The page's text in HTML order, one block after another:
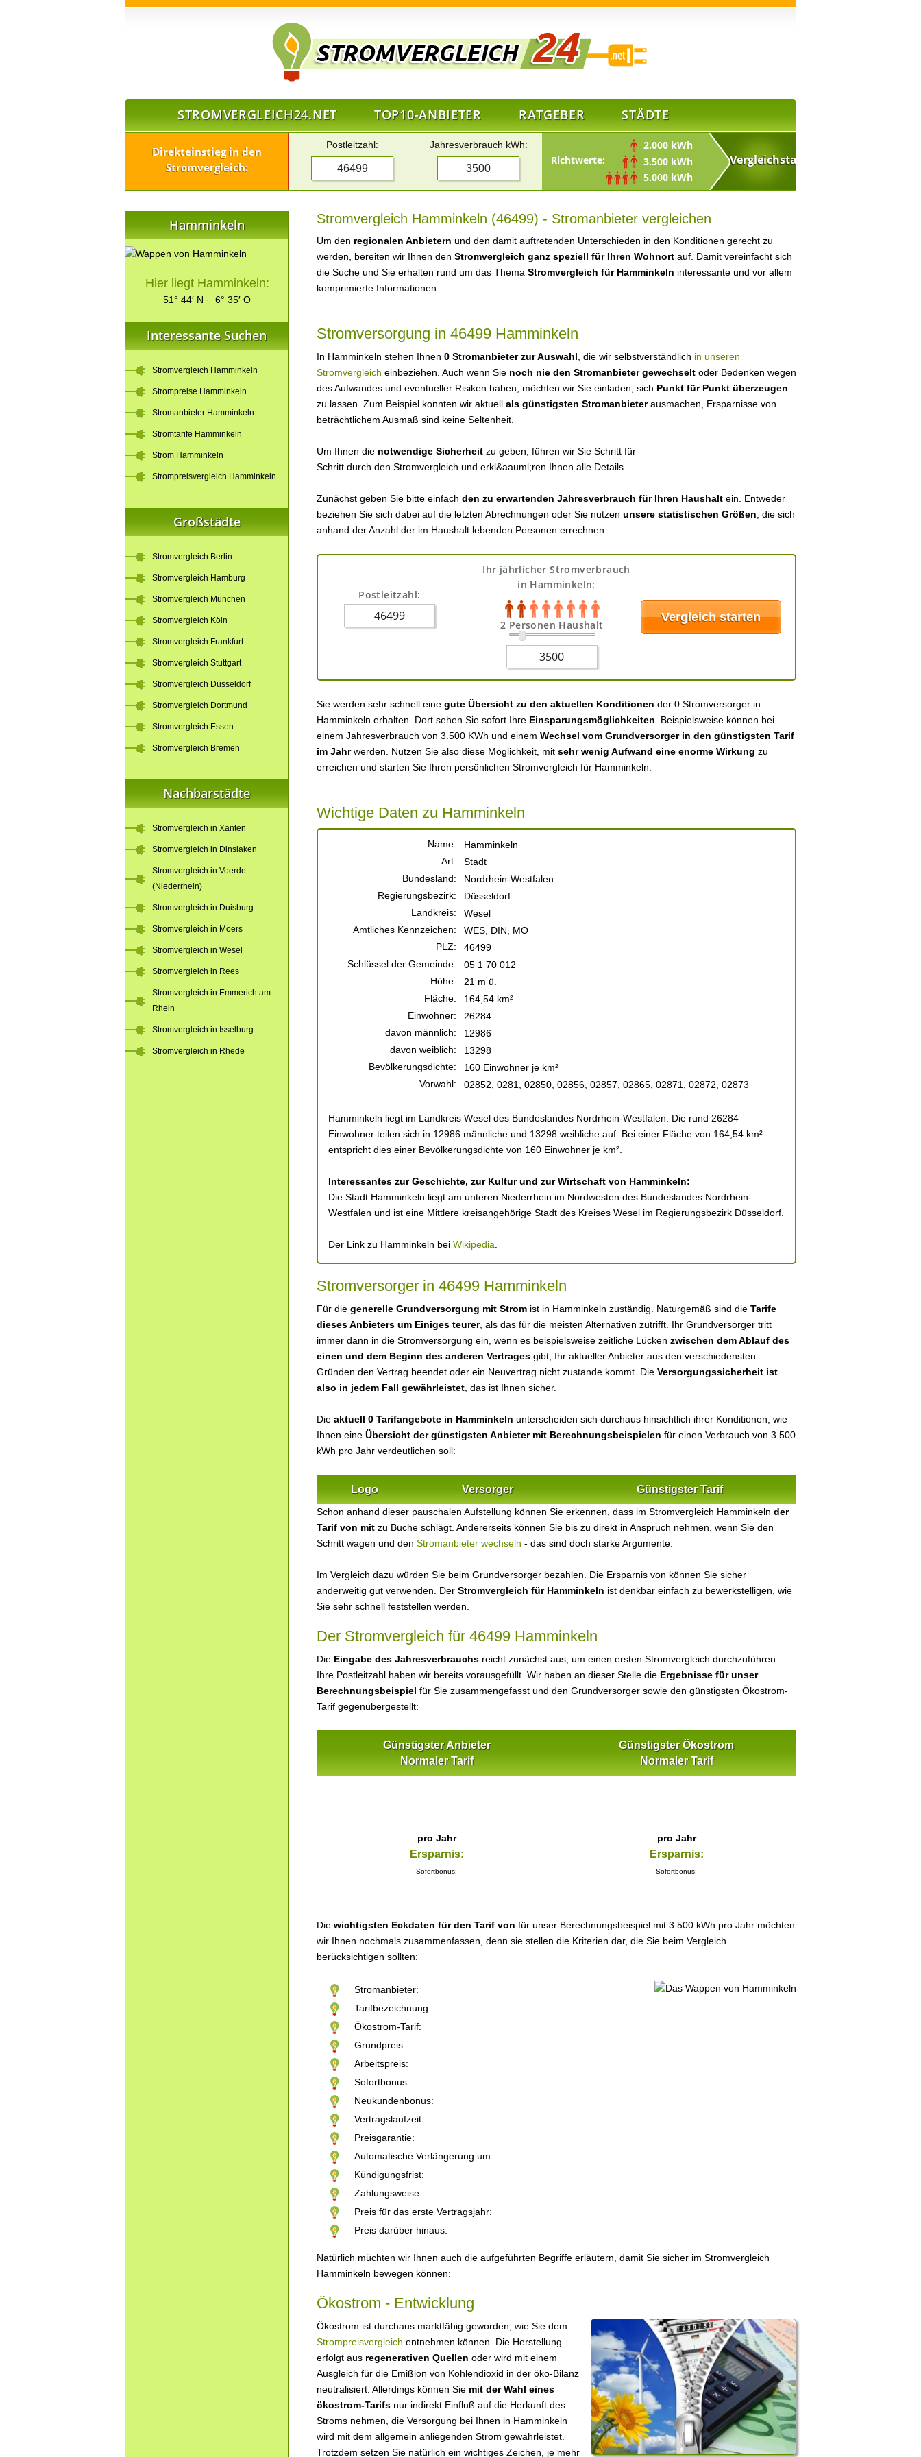
STROMVERGLEICH24.NET TOP10-ANBIETER RATGEBER STÄDTE
Direkteinstieg in den
Stromvergleich:
Postleitzahl: Jahresverbrauch kWh:
Richtwerte:
2.000 kWh
3.500 kWh
5.000 kWh
Stromvergleich Hamminkeln (46499) - Stromanbieter vergleichen
Um den regionalen Anbietern und den damit auftretenden Unterschieden in den Konditionen gerecht zu
werden, bereiten wir Ihnen den Stromvergleich ganz speziell für Ihren Wohnort auf. Damit vereinfacht sich
die Suche und Sie erhalten rund um das Thema Stromvergleich für Hamminkeln interessante und vor allem
komprimierte Informationen.
Stromversorgung in 46499 Hamminkeln
In Hamminkeln stehen Ihnen 0 Stromanbieter zur Auswahl , die wir selbstverständlich in unseren
Stromvergleich einbeziehen. Auch wenn Sie noch nie den Stromanbieter gewechselt oder Bedenken wegen
des Aufwandes und eventueller Risiken haben, möchten wir Sie einladen, sich Punkt für Punkt überzeugen
zu lassen. Zum Beispiel konnten wir aktuell als günstigsten Stromanbieterausmachen, Ersparnisse von
beträchtlichem Ausmaß sind keine Seltenheit.
Um Ihnen die notwendige Sicherheit zu geben, führen wir Sie Schritt für
Schritt durch den Stromvergleich und erkl&aauml;ren Ihnen alle Details.
Zunächst geben Sie bitte einfach den zu erwartenden Jahresverbrauch für Ihren Haushalt ein. Entweder
beziehen Sie sich dabei auf die letzten Abrechnungen oder Sie nutzen unsere statistischen Größen , die sich
anhand der Anzahl der im Haushalt lebenden Personen errechnen.
Postleitzahl:
Ihr jährlicher Stromverbrauch
in Hamminkeln:
2 Personen Haushalt
Sie werden sehr schnell eine gute Übersicht zu den aktuellen Konditionen der 0 Stromversorger in
Hamminkeln erhalten. Dort sehen Sie sofort Ihre Einsparungsmöglichkeiten . Beispielsweise können bei
einem Jahresverbrauch von 3.500 KWh und einem Wechsel vom Grundversorger in den günstigsten Tarif
im Jahrwerden. Nutzen Sie also diese Möglichkeit, mit sehr wenig Aufwand eine enorme Wirkung zu
erreichen und starten Sie Ihren persönlichen Stromvergleich für Hamminkeln.
Wichtige Daten zu Hamminkeln
Name:
Hamminkeln
Art:
Stadt
Bundesland:
Nordrhein-Westfalen
Regierungsbezirk:
Düsseldorf
Landkreis:
Wesel
Amtliches Kennzeichen:
WES, DIN, MO
PLZ:
46499
Schlüssel der Gemeinde:
05 1 70 012
Höhe:
21 m ü.
Fläche:
164,54 km²
Einwohner:
26284
davon männlich:
12986
davon weiblich:
13298
Bevölkerungsdichte:
160 Einwohner je km²
Vorwahl:
02852, 0281, 02850, 02856, 02857, 02865, 02871, 02872, 02873
Hamminkeln liegt im Landkreis Wesel des Bundeslandes Nordrhein-Westfalen. Die rund 26284
Einwohner teilen sich in 12986 männliche und 13298 weibliche auf. Bei einer Fläche von 164,54 km²
entspricht dies einer Bevölkerungsdichte von 160 Einwohner je km².
Interessantes zur Geschichte, zur Kultur und zur Wirtschaft von Hamminkeln:
Die Stadt Hamminkeln liegt am unteren Niederrhein im Nordwesten des Bundeslandes Nordrhein-
Westfalen und ist eine Mittlere kreisangehörige Stadt des Kreises Wesel im Regierungsbezirk Düsseldorf.
Der Link zu Hamminkeln bei Wikipedia
Stromversorger in 46499 Hamminkeln
Für die generelle Grundversorgung mit Strom ist in Hamminkeln zuständig. Naturgemäß sind die Tarife
dieses Anbieters um Einiges teurer, als das für die meisten Alternativen zutrifft. Ihr Grundversorger tritt
immer dann in die Stromversorgung ein, wenn es beispielsweise zeitliche Lücken zwischen dem Ablauf des
einen und dem Beginn des anderen Vertrages gibt, Ihr aktueller Anbieter aus den verschiedensten
Gründen den Vertrag beendet oder ein Neuvertrag nicht zustande kommt. Die Versorgungssicherheit ist
also in jedem Fall gewährleistet , das ist Ihnen sicher.
Die aktuell 0 Tarifangebote in Hamminkeln unterscheiden sich durchaus hinsichtlich ihrer Konditionen, wie
Ihnen eine Übersicht der günstigsten Anbieter mit Berechnungsbeispielen für einen Verbrauch von 3.500
kWh pro Jahr verdeutlichen soll:
Logo Versorger Günstigster Tarif
Schon anhand dieser pauschalen Aufstellung können Sie erkennen, dass im Stromvergleich Hamminkeln der
Tarif von mit zu Buche schlägt. Andererseits können Sie bis zu direkt in Anspruch nehmen, wenn Sie den
Schritt wagen und den Stromanbieter wechseln - das sind doch starke Argumente.
Im Vergleich dazu würden Sie beim Grundversorger bezahlen. Die Ersparnis von können Sie sicher
anderweitig gut verwenden. Der Stromvergleich für Hamminkeln ist denkbar einfach zu bewerkstelligen, wie
Sie sehr schnell feststellen werden.
Der Stromvergleich für 46499 Hamminkeln
Die Eingabe des Jahresverbrauchs reicht zunächst aus, um einen ersten Stromvergleich durchzuführen.
Ihre Postleitzahl haben wir bereits vorausgefüllt. Wir haben an dieser Stelle die Ergebnisse für unser
Berechnungsbeispiel für Sie zusammengefasst und den Grundversorger sowie den günstigsten Ökostrom-
Tarif gegenübergestellt:
Günstigster Anbieter
Normaler Tarif
Günstigster Ökostrom
Normaler Tarif
pro Jahr
Ersparnis:
Sofortbonus:
pro Jahr
Ersparnis:
Sofortbonus:
Die wichtigsten Eckdaten für den Tarif von für unser Berechnungsbeispiel mit 3.500 kWh pro Jahr möchten
wir Ihnen nochmals zusammenfassen, denn sie stellen die Kriterien dar, die Sie beim Vergleich
berücksichtigen sollten:
Stromanbieter:
Tarifbezeichnung:
Ökostrom-Tarif:
Grundpreis:
Arbeitspreis:
Sofortbonus:
Neukundenbonus:
Vertragslaufzeit:
Preisgarantie:
Automatische Verlängerung um:
Kündigungsfrist:
Zahlungsweise:
Preis für das erste Vertragsjahr:
Preis darüber hinaus:
Natürlich müchten wir Ihnen auch die aufgeführten Begriffe erläutern, damit Sie sicher im Stromvergleich
Hamminkeln bewegen können:
Ökostrom - Entwicklung
Ökostrom ist durchaus marktfähig geworden, wie Sie dem
Strompreisvergleich entnehmen können. Die Herstellung
erfolgt aus regenerativen Quellen oder wird mit einem
Ausgleich für die Emißion von Kohlendioxid in der öko-Bilanz
neutralisiert. Allerdings können Sie mit der Wahl eines
ökostrom-Tarifs nur indirekt Einfluß auf die Herkunft des
Stroms nehmen, die Versorgung bei Ihnen in Hamminkeln
wird mit dem allgemein anliegenden Strom gewährleistet.
Trotzdem setzen Sie natürlich ein wichtiges Zeichen, je mehr
Hamminkeln
Hier liegt Hamminkeln:
51° 44′ N · 6° 35′ O
Interessante Suchen
Stromvergleich Hamminkeln
Strompreise Hamminkeln
Stromanbieter Hamminkeln
Stromtarife Hamminkeln
Strom Hamminkeln
Strompreisvergleich Hamminkeln
Großstädte
Stromvergleich Berlin
Stromvergleich Hamburg
Stromvergleich München
Stromvergleich Köln
Stromvergleich Frankfurt
Stromvergleich Stuttgart
Stromvergleich Düsseldorf
Stromvergleich Dortmund
Stromvergleich Essen
Stromvergleich Bremen
Nachbarstädte
Stromvergleich in Xanten
Stromvergleich in Dinslaken
Stromvergleich in Voerde
(Niederrhein)
Stromvergleich in Duisburg
Stromvergleich in Moers
Stromvergleich in Wesel
Stromvergleich in Rees
Stromvergleich in Emmerich am
Rhein
Stromvergleich in Isselburg
Stromvergleich in Rhede